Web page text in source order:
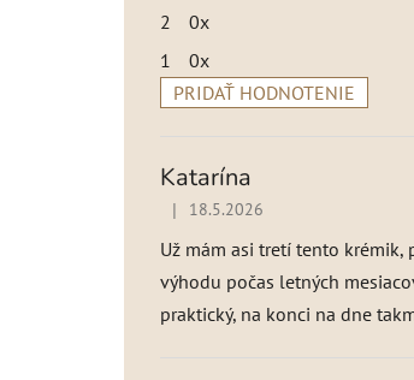
2
0x
1
0x
PRIDAŤ HODNOTENIE
p
h
o
d
n
Katarína
Hodnotenie produktu je 5 z 5
| 18.5.2026
Už mám asi tretí tento krémik,
výhodu počas letných
praktický, na konci na dne